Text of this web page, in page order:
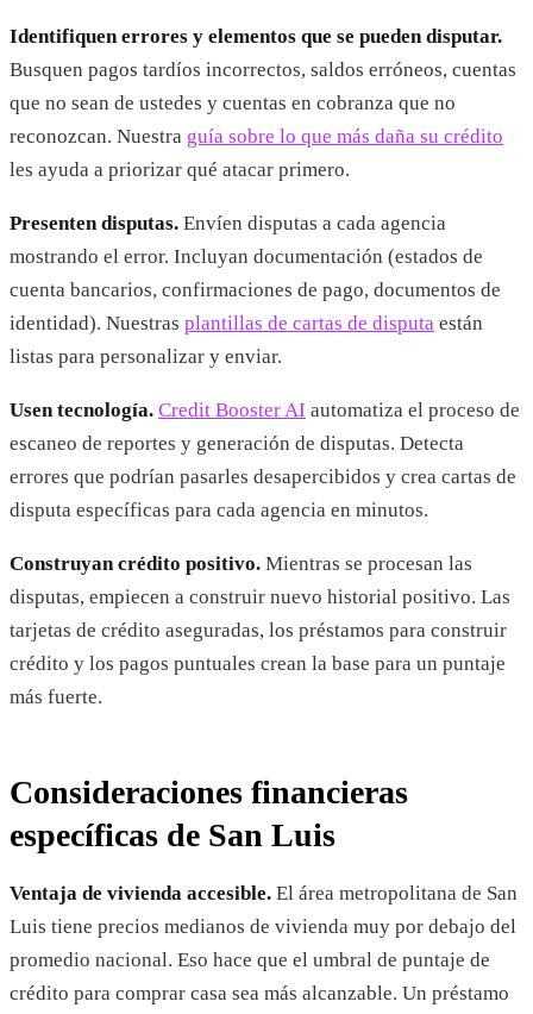
Identifiquen errores y elementos que se pueden disputar.
Busquen pagos tardíos incorrectos, saldos erróneos, cuentas
que no sean de ustedes y cuentas en cobranza que no
reconozcan. Nuestra guía sobre lo que más daña su crédito
les ayuda a priorizar qué atacar primero.
Presenten disputas. Envíen disputas a cada agencia
mostrando el error. Incluyan documentación (estados de
cuenta bancarios, confirmaciones de pago, documentos de
identidad). Nuestras plantillas de cartas de disputa están
listas para personalizar y enviar.
Usen tecnología. Credit Booster AI automatiza el proceso de
escaneo de reportes y generación de disputas. Detecta
errores que podrían pasarles desapercibidos y crea cartas de
disputa específicas para cada agencia en minutos.
Construyan crédito positivo. Mientras se procesan las
disputas, empiecen a construir nuevo historial positivo. Las
tarjetas de crédito aseguradas, los préstamos para construir
crédito y los pagos puntuales crean la base para un puntaje
más fuerte.
Consideraciones financieras
específicas de San Luis
Ventaja de vivienda accesible. El área metropolitana de San
Luis tiene precios medianos de vivienda muy por debajo del
promedio nacional. Eso hace que el umbral de puntaje de
crédito para comprar casa sea más alcanzable. Un préstamo